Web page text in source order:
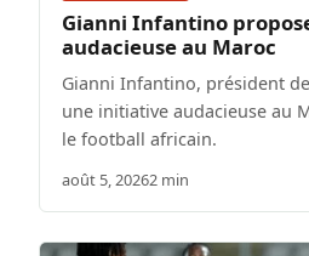
Gianni Infantino
audacieuse au Maroc
Gianni Infantino, président
une initiative audacieuse au
le football africain.
août 5, 20262 min